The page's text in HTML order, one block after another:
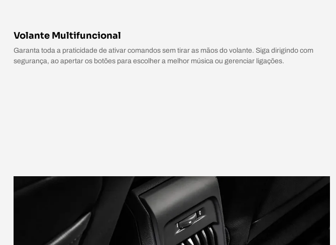
Volante Multifuncional
Garanta toda a praticidade de ativar comandos sem tirar as mãos do volante. Siga dirigindo com
segurança, ao apertar os botões para escolher a melhor música ou gerenciar ligações.